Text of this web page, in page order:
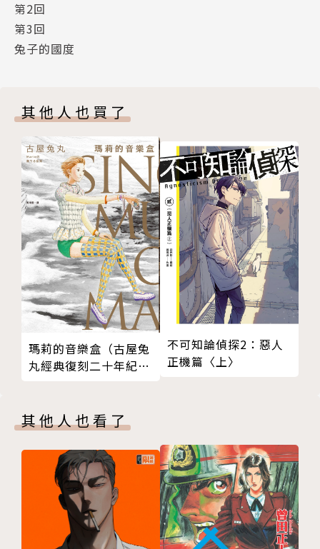
第2回
第3回
兔子的國度
其他人也買了
瑪莉的音樂盒（古屋兔
丸經典復刻二十年紀念
不可知論偵探2：惡人
正機篇〈上〉
其他人也看了